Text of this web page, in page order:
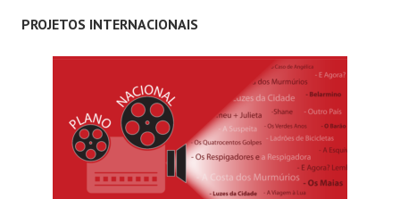
PROJETOS INTERNACIONAIS